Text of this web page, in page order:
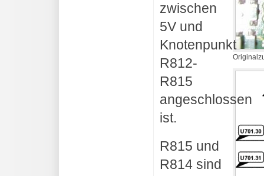
zwischen
5V und
Knotenpunkt
R812-
R815
angeschlossen
ist.
R815 und
R814 sind